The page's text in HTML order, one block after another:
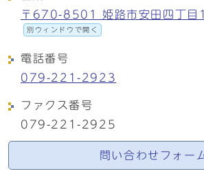
〒670-8501 姫路市安田四丁目
別ウィンドウで開く
電話番号
079-221-2923
ファクス番号
079-221-2925
問い合わせフォー